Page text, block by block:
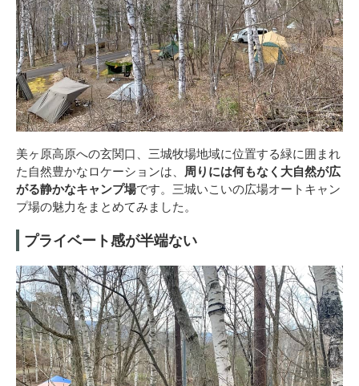
美ヶ原高原への玄関口、三城牧場地域に位置する緑に囲まれ
た自然豊かなロケーションは、 周りには何もなく大自然が広
がる静かなキャンプ場です。三城いこいの広場オートキャン
プ場の魅力をまとめてみました。
プライベート感が半端ない